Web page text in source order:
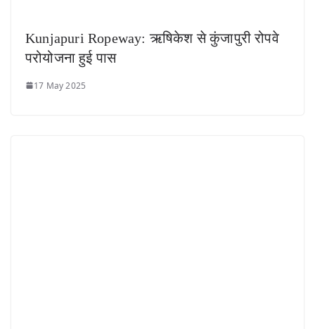
Kunjapuri Ropeway: ऋषिकेश से कुंजापुरी रोपवे
परोयोजना हुई पास
17 May 2025